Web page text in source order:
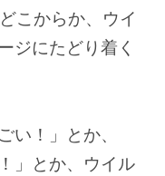
こからか、ウイ
ジにたどり着く
い！」とか、
」とか、ウイル